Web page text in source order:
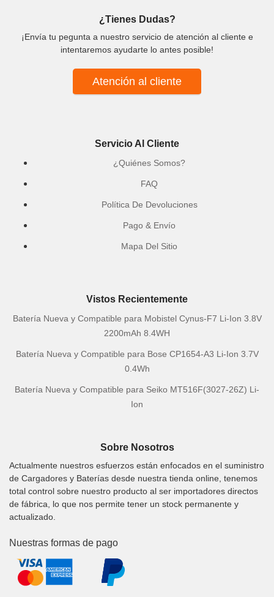
¿Tienes Dudas?
¡Envía tu pegunta a nuestro servicio de atención al cliente e
intentaremos ayudarte lo antes posible!
Atención al cliente
Servicio Al Cliente
¿Quiénes Somos?
FAQ
Política De Devoluciones
Pago & Envío
Mapa Del Sitio
Vistos Recientemente
Batería Nueva y Compatible para Mobistel Cynus-F7 Li-Ion 3.8V
2200mAh 8.4WH
Batería Nueva y Compatible para Bose CP1654-A3 Li-Ion 3.7V
0.4Wh
Batería Nueva y Compatible para Seiko MT516F(3027-26Z) Li-
Ion
Sobre Nosotros
Actualmente nuestros esfuerzos están enfocados en el suministro
de Cargadores y Baterías desde nuestra tienda online, tenemos
total control sobre nuestro producto al ser importadores directos
de fábrica, lo que nos permite tener un stock permanente y
actualizado.
Nuestras formas de pago